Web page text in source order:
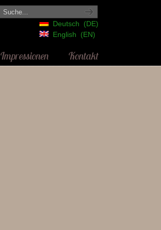
Deutsch
DE
English
EN
Impressionen Kontakt